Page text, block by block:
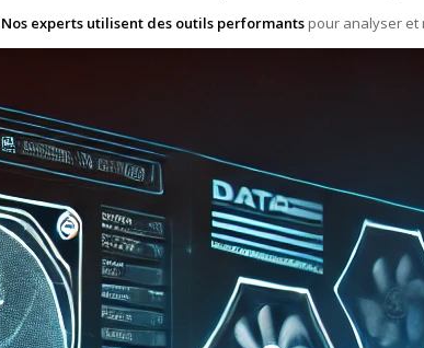
Nos experts utilisent des outils performants pour analyser et